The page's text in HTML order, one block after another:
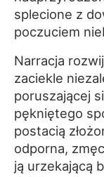
splecione z
poczuciem
Narracja
zaciekle
poruszającej
pękniętego
postacią
odporna,
ją urzekającą